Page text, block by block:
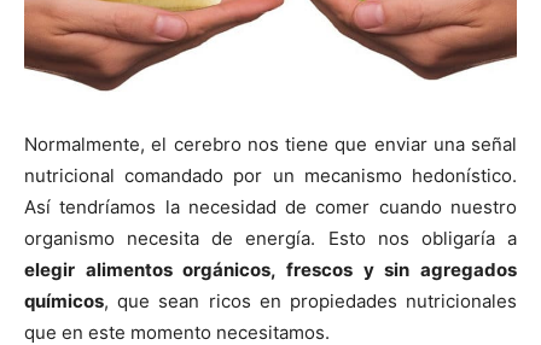
Normalmente, el cerebro nos tiene que enviar una señal
nutricional comandado por un mecanismo hedonístico.
Así tendríamos la necesidad de comer cuando nuestro
organismo necesita de energía. Esto nos obligaría a
elegir alimentos orgánicos, frescos y sin agregados
químicos, que sean ricos en propiedades nutricionales
que en este momento necesitamos.